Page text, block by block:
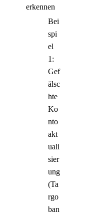
erkennen
Bei
spi
el
1:
Gef
älsc
hte
Ko
nto
akt
uali
sier
ung
(Ta
rgo
ban